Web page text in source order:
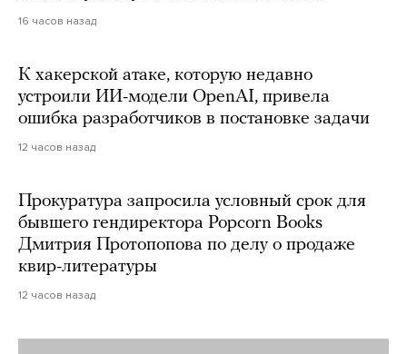
16 часов назад
К хакерской атаке, которую недавно
устроили ИИ-модели OpenAI, привела
ошибка разработчиков в постановке задачи
12 часов назад
Прокуратура запросила условный срок для
бывшего гендиректора Popcorn Books
Дмитрия Протопопова по делу о продаже
квир-литературы
12 часов назад